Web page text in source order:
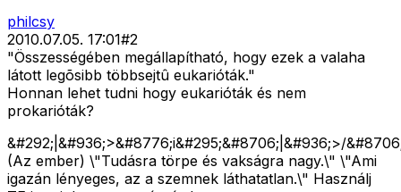
philcsy
2010.07.05. 17:01#2
"Összességében megállapítható, hogy ezek a valaha
látott legõsibb többsejtû eukarióták."
Honnan lehet tudni hogy eukarióták és nem
prokarióták?
&#292;|&#936;>&#8776;i&#295;&#8706;|&#936;>/
(Az ember) \"Tudásra törpe és vakságra nagy.\" \"Ami
igazán lényeges, az a szemnek láthatatlan.\" Használj